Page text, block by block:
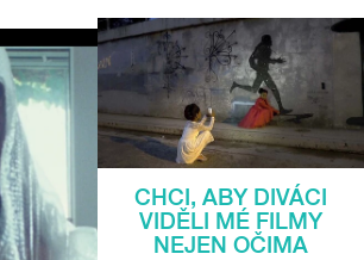
CHCI, ABY DIVÁCI
VIDĚLI MÉ FILMY
NEJEN OČIMA